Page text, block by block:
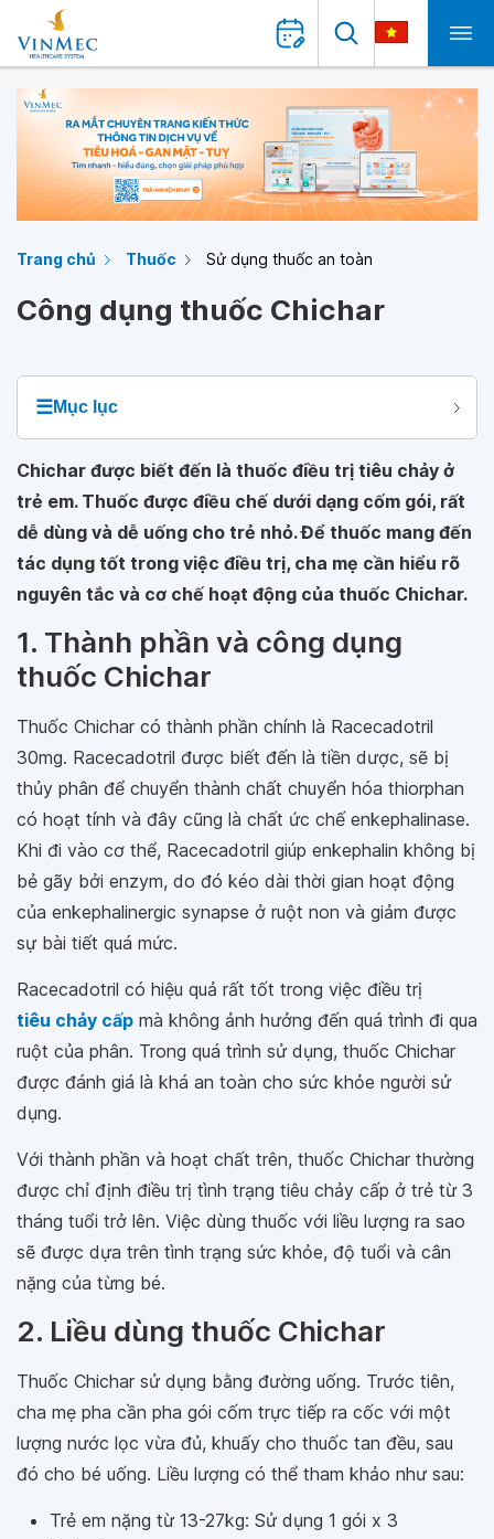
Trang chủ Thuốc Sử dụng thuốc an toàn
Công dụng thuốc Chichar
☰Mục lục
Chichar được biết đến là thuốc điều trị tiêu chảy ở
trẻ em. Thuốc được điều chế dưới dạng cốm gói, rất
dễ dùng và dễ uống cho trẻ nhỏ. Để thuốc mang đến
tác dụng tốt trong việc điều trị, cha mẹ cần hiểu rõ
nguyên tắc và cơ chế hoạt động của thuốc Chichar.
1. Thành phần và công dụng
thuốc Chichar
Thuốc Chichar có thành phần chính là Racecadotril
30mg. Racecadotril được biết đến là tiền dược, sẽ bị
thủy phân để chuyển thành chất chuyển hóa thiorphan
có hoạt tính và đây cũng là chất ức chế enkephalinase.
Khi đi vào cơ thể, Racecadotril giúp enkephalin không bị
bẻ gãy bởi enzym, do đó kéo dài thời gian hoạt động
của enkephalinergic synapse ở ruột non và giảm được
sự bài tiết quá mức.
Racecadotril có hiệu quả rất tốt trong việc điều trị
tiêu chảy cấp mà không ảnh hưởng đến quá trình đi qua
ruột của phân. Trong quá trình sử dụng, thuốc Chichar
được đánh giá là khá an toàn cho sức khỏe người sử
dụng.
Với thành phần và hoạt chất trên, thuốc Chichar thường
được chỉ định điều trị tình trạng tiêu chảy cấp ở trẻ từ 3
tháng tuổi trở lên. Việc dùng thuốc với liều lượng ra sao
sẽ được dựa trên tình trạng sức khỏe, độ tuổi và cân
nặng của từng bé.
2. Liều dùng thuốc Chichar
Thuốc Chichar sử dụng bằng đường uống. Trước tiên,
cha mẹ pha cần pha gói cốm trực tiếp ra cốc với một
lượng nước lọc vừa đủ, khuấy cho thuốc tan đều, sau
đó cho bé uống. Liều lượng có thể tham khảo như sau:
Trẻ em nặng từ 13-27kg: Sử dụng 1 gói x 3